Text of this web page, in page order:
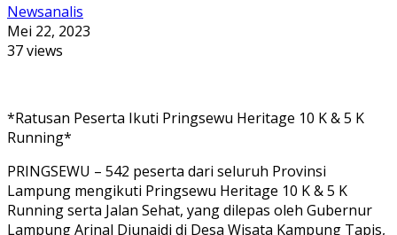
Newsanalis
Mei 22, 2023
37 views
*Ratusan Peserta Ikuti Pringsewu Heritage 10 K & 5 K
Running*
PRINGSEWU – 542 peserta dari seluruh Provinsi
Lampung mengikuti Pringsewu Heritage 10 K & 5 K
Running serta Jalan Sehat, yang dilepas oleh Gubernur
Lampung Arinal Djunaidi di Desa Wisata Kampung Tapis,